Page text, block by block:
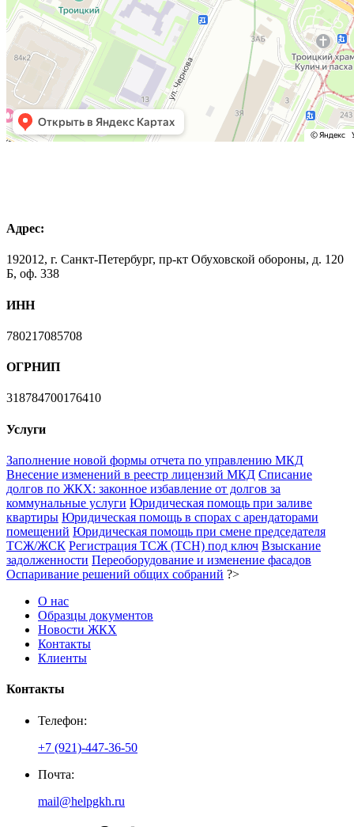
Адрес:
192012, г. Санкт-Петербург, пр-кт Обуховской обороны, д. 120
Б, оф. 338
ИНН
780217085708
ОГРНИП
318784700176410
Услуги
Заполнение новой формы отчета по управлению МКД
Внесение изменений в реестр лицензий МКД Списание
долгов по ЖКХ: законное избавление от долгов за
коммунальные услуги Юридическая помощь при заливе
квартиры Юридическая помощь в спорах с арендаторами
помещений Юридическая помощь при смене председателя
ТСЖ/ЖСК Регистрация ТСЖ (ТСН) под ключ Взыскание
задолженности Переоборудование и изменение фасадов
Оспаривание решений общих собраний ?>
О нас
Образцы документов
Новости ЖКХ
Контакты
Клиенты
Контакты
Телефон:
+7 (921)-447-36-50
Почта:
mail@helpgkh.ru